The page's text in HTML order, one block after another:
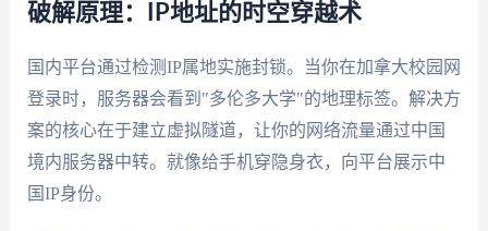
破解原理：IP地址的时空穿越术
国内平台通过检测IP属地实施封锁。当你在加拿大校园网
登录时，服务器会看到"多伦多大学"的地理标签。解决方
案的核心在于建立虚拟隧道，让你的网络流量通过中国
境内服务器中转。就像给手机穿隐身衣，向平台展示中
国IP身份。